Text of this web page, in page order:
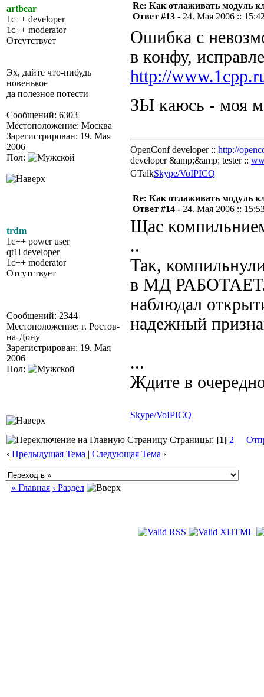
artbear
1c++ developer
1c++ moderator
Отсутствует
Эх, дайте что-нибудь
новенькое
да полезное потести
Сообщений: 6303
Местоположение: Москва
Зарегистрирован: 19. Мая
2006
Пол:
Re: Как отлаживать модуль
Ответ #13 - 24. Мая 2006 ::
Ошибка с
в конфу,
http://
ЗЫ каюсь - моя
OpenConf developer :: http://
developer &amp;&amp; tester ::
GTalkSkype/VoIPICQ
trdm
1c++ power user
qt1l developer
1c++ moderator
Отсутствует
Сообщений: 2344
Местоположение: г. Ростов-
на-Дону
Зарегистрирован: 19. Мая
2006
Пол:
Re: Как отлаживать модуль
Ответ #14 - 24. Мая 2006 ::
Щас
..
Так,
в МД РАБОТАЕТ.
наблюдал
надежный
...
Ждите в
Skype/VoIPICQ
Страницы: [1] 2
‹ Предыдущая Тема | Следующая Тема ›
« Главная ‹ Раздел